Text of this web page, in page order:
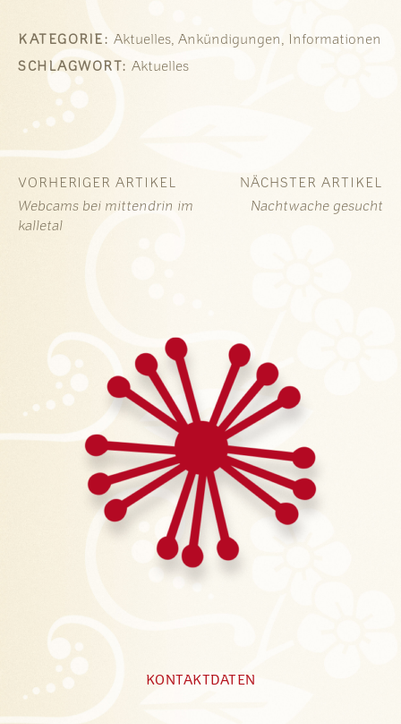
KATEGORIE: Aktuelles, Ankündigungen , Informationen
SCHLAGWORT: Aktuelles
VORHERIGER ARTIKEL
Webcams bei mittendrin im
kalletal
NÄCHSTER ARTIKEL
Nachtwache gesucht
KONTAKTDATEN